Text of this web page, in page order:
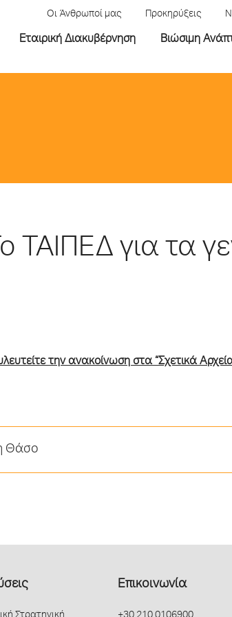
Οι Άνθρωποί μας Προκηρύξεις
Εταιρική Διακυβέρνηση Βιώσιμη
ΤΑΙΠΕΔ για τα
την ανακοίνωση στα “Σχετικά
Θάσο
Επικοινωνία